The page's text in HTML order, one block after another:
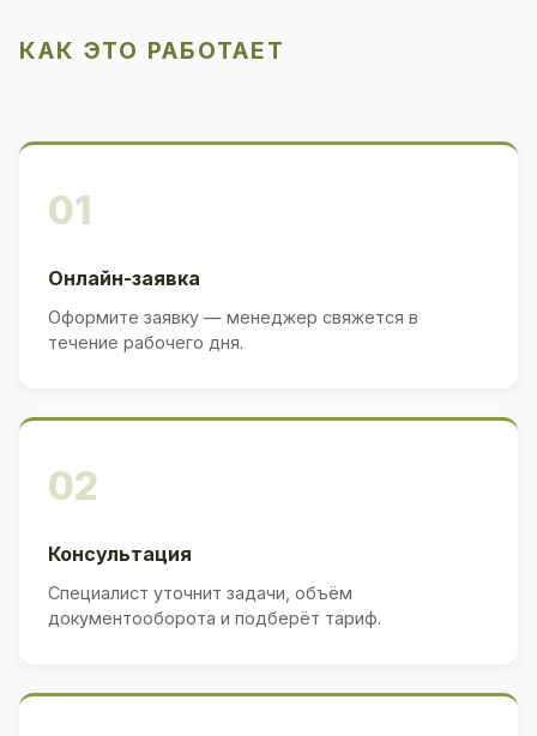
КАК ЭТО РАБОТАЕТ
01
Онлайн-заявка
Оформите заявку — менеджер свяжется в
течение рабочего дня.
02
Консультация
Специалист уточнит задачи, объём
документооборота и подберёт тариф.